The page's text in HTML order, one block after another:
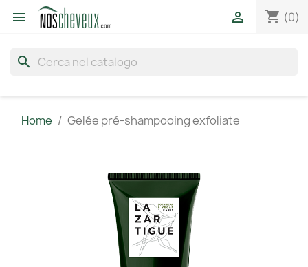
 shopping_cart (0)

search
Home Gelée pré-shampooing exfoliate